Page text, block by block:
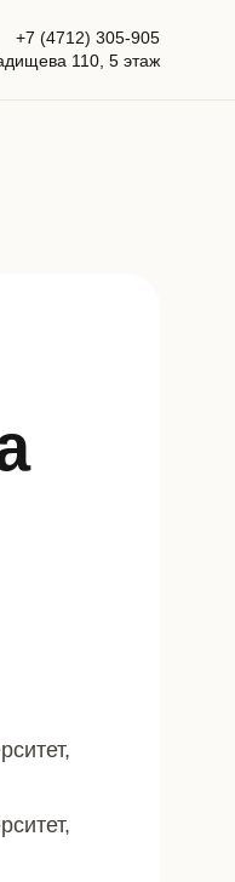
+7 (4712) 305-905
110, 5 этаж